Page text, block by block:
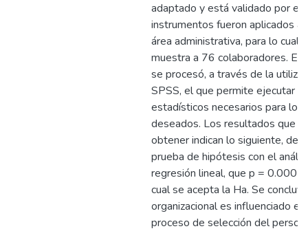
adaptado y está validado por
instrumentos fueron aplicados
área administrativa, para lo cual
muestra a 76 colaboradores. El
se procesó, a través de la
SPSS, el que permite ejecutar
estadísticos necesarios para
deseados. Los resultados que
obtener indican lo siguiente, de
prueba de hipótesis con el
regresión lineal, que p = 0.000
cual se acepta la Ha. Se
organizacional es influenciado
proceso de selección del